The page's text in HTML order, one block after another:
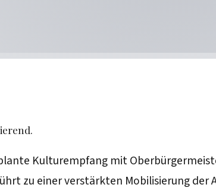
Kulturempfang mit
zu einer verstärkten Mobilisierung der